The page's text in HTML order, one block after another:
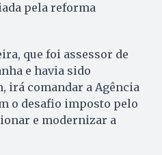
pela reforma
que foi assessor de
e havia sido
irá comandar a Agência
o desafio imposto pelo
e modernizar a